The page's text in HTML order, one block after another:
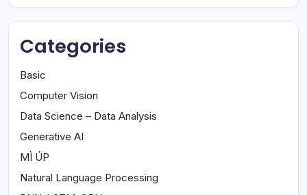
Categories
Basic
Computer Vision
Data Science – Data Analysis
Generative AI
MÌ ÚP
Natural Language Processing